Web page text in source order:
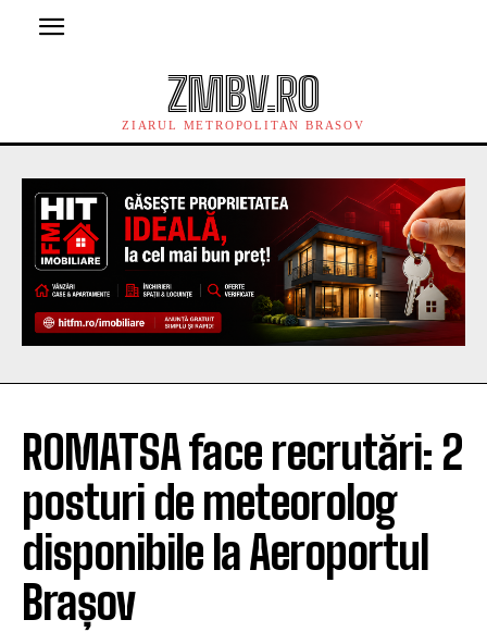
ZMBV.RO
ZIARUL METROPOLITAN BRASOV
ROMATSA face recrutări: 2
posturi de meteorolog
disponibile la Aeroportul
Brașov